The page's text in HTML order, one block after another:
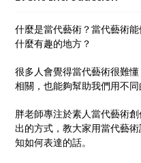
創作經驗，本次的工作
什麼是當代藝術？當代藝術
什麼有趣的地方？
很多人會覺得當代藝術很難
相關，也能夠幫助我們用不同
胖老師專注於素人當代藝術
出的方式，教大家用當代藝
知如何表達的話。